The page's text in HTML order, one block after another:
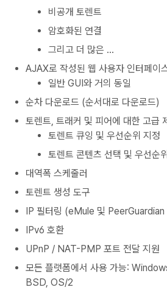
비공개 토렌트
암호화된 연결
그리고 더 많은 ...
AJAX로 작성된 웹 사용자 인터페이
일반 GUI와 거의 동일
순차 다운로드 (순서대로 다운로드)
토렌트, 트래커 및 피어에 대한 고급
토렌트 큐잉 및 우선순위 지정
토렌트 콘텐츠 선택 및 우선순
대역폭 스케줄러
토렌트 생성 도구
IP 필터링 (eMule 및 PeerGuardian
IPv6 호환
UPnP / NAT-PMP 포트 전달 지원
모든 플랫폼에서 사용 가능:
BSD, OS/2